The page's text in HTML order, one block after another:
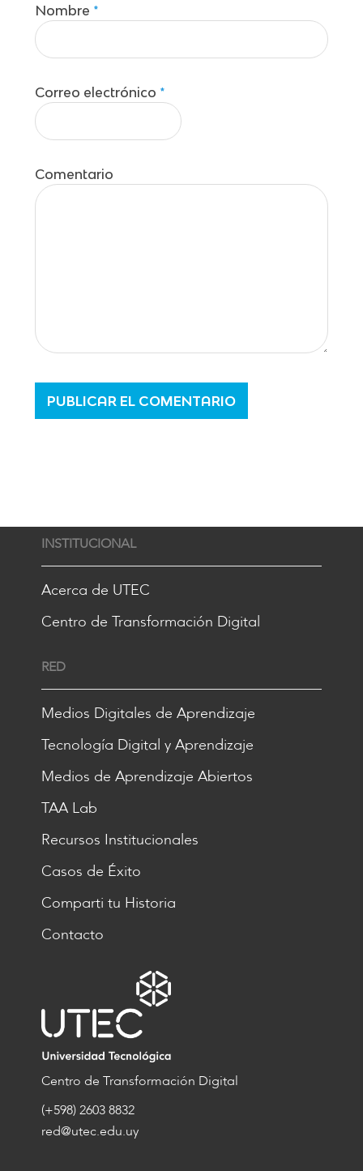
Nombre *
Correo electrónico *
Comentario
INSTITUCIONAL
Acerca de UTEC
Centro de Transformación Digital
RED
Medios Digitales de Aprendizaje
Tecnología Digital y Aprendizaje
Medios de Aprendizaje Abiertos
TAA Lab
Recursos Institucionales
Casos de Éxito
Comparti tu Historia
Contacto
Centro de Transformación Digital
(+598) 2603 8832
red@utec.edu.uy